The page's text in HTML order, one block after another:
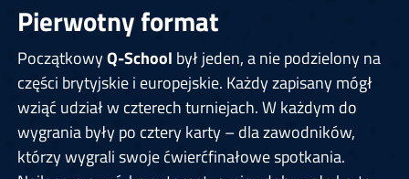
Pierwotny format
PoczątkowyQ-School był jeden, a nie podzielony na
części brytyjskie i europejskie. Każdy zapisany mógł
wziąć udział w czterech turniejach. W każdym do
wygrania były po cztery karty – dla zawodników,
którzy wygrali swoje ćwierćfinałowe spotkania.